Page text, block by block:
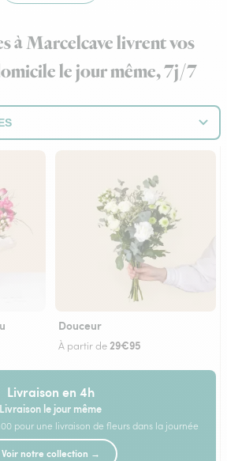
à Marcelcave livrent vos
le jour même, 7j/7
Douceur
À partir de 29€95
Livraison en 4h
Livraison le jour même
pour une livraison de fleurs dans la journée
Voir notre collection →